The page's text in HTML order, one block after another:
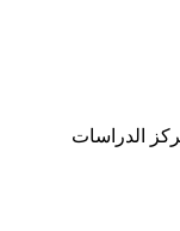
الدراسات